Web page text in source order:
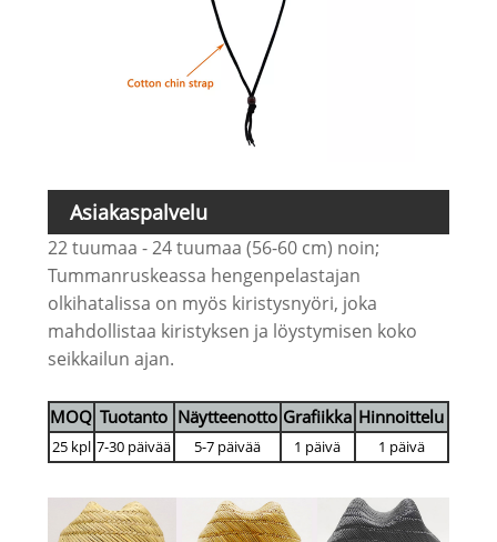
Asiakaspalvelu
22 tuumaa - 24 tuumaa (56-60 cm) noin;
Tummanruskeassa hengenpelastajan
olkihatalissa on myös kiristysnyöri, joka
mahdollistaa kiristyksen ja löystymisen koko
seikkailun ajan.
MOQ Tuotanto Näytteenotto Grafiikka Hinnoittelu
25 kpl 7-30 päivää 5-7 päivää 1 päivä 1 päivä